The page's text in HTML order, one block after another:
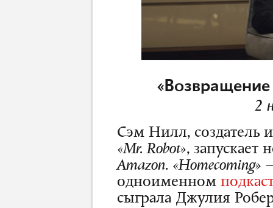
2
Сэм Нилл, создатель
«Mr. Robot», запускает
Amazon. «Homecoming»
одноименном
сыграла Джулия